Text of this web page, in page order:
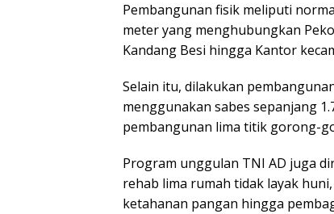
Pembangunan fisik meliputi
meter yang menghubungkan
Kandang Besi hingga Kantor
Selain itu, dilakukan
menggunakan sabes sepanjang
pembangunan lima titik gorong-
Program unggulan TNI AD juga
rehab lima rumah tidak layak
ketahanan pangan hingga